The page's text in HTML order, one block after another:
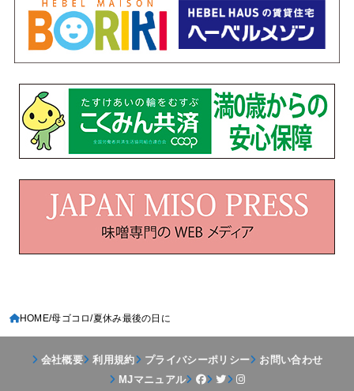
HOME 母ゴコロ 夏休み最後の日に
会社概要 利用規約 プライバシーポリシー
お問い合わせ
MJマニュアル